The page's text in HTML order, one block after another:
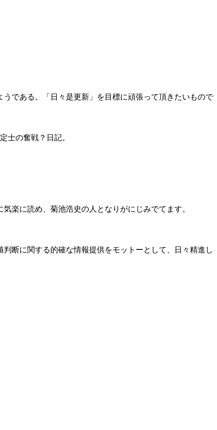
である。「日々是更新」を目標に頑張って頂きたいもので
士の奮戦？日記。
楽に読め、菊池浩史の人となりがにじみでてます。
断に関する的確な情報提供をモットーとして、日々精進し